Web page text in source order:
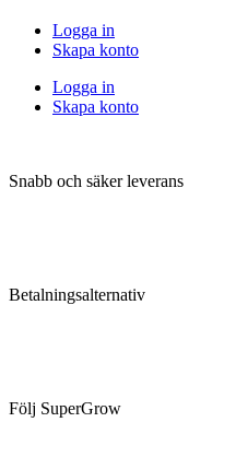
Logga in
Skapa konto
Logga in
Skapa konto
Snabb och säker leverans
Betalningsalternativ
Följ SuperGrow